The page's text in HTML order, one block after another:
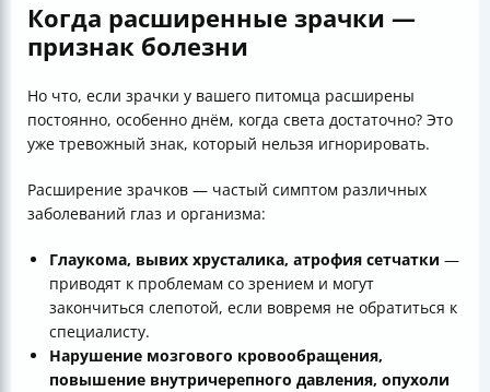
Когда расширенные зрачки —
признак болезни
Но что, если зрачки у вашего питомца расширены
постоянно, особенно днём, когда света достаточно? Это
уже тревожный знак, который нельзя игнорировать.
Расширение зрачков — частый симптом различных
заболеваний глаз и организма:
Глаукома, вывих хрусталика, атрофия сетчатки —
приводят к проблемам со зрением и могут
закончиться слепотой, если вовремя не обратиться к
специалисту.
Нарушение мозгового кровообращения,
повышение внутричерепного давления, опухоли